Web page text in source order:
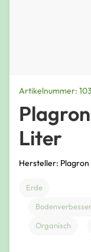
Artikelnummer:
Liter
Hersteller: Plagron
Erde
Organisch